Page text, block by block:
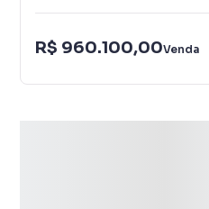
R$ 960.100,00Venda